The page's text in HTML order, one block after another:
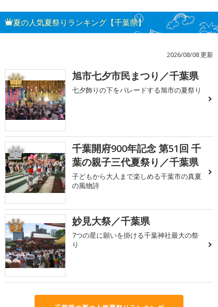
夏の人気夏祭りランキング【千葉県】
2026/08/08 更新
1 旭市七夕市民まつり／千葉県
七夕飾りの下をパレードする旭市の夏祭り
2
千葉開府900年記念 第51回 千
葉の親子三代夏祭り／千葉県
子どもから大人まで楽しめる千葉市の真夏
の風物詩
3 妙見大祭／千葉県
7つの星に願いを掛ける千葉神社最大の祭
り